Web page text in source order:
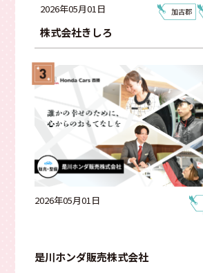
2026年05月01日 加古郡
株式会社きしろ
2026年05月01日
是川ホンダ販売株式会社